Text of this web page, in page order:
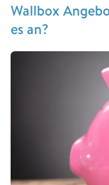
Wallbox
es an?